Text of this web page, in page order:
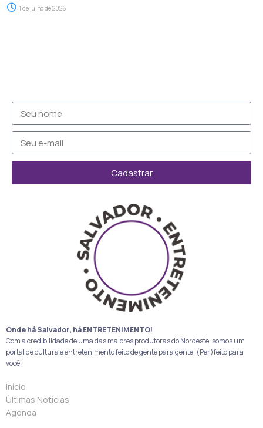
1 de julho de 2026
Cadastrar
Onde há Salvador, há ENTRETENIMENTO!
Com a credibilidade de uma das maiores produtoras do Nordeste, somos um
portal de cultura e entretenimento feito de gente para gente. (Per)feito para
você!
Início
Últimas Notícias
Agenda